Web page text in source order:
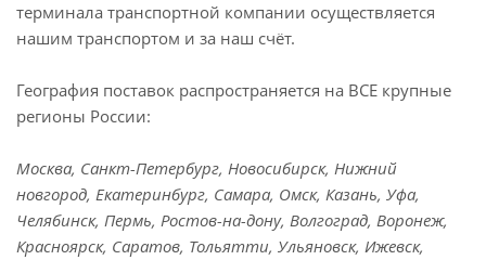
терминала транспортной компании осуществляется
нашим транспортом и за наш счёт.
География поставок распространяется на ВСЕ крупные
регионы России:
Москва, Санкт-Петербург, Новосибирск, Нижний
новгород, Екатеринбург, Самара, Омск, Казань, Уфа,
Челябинск, Пермь, Ростов-на-дону, Волгоград, Воронеж,
Красноярск, Саратов, Тольятти, Ульяновск, Ижевск,